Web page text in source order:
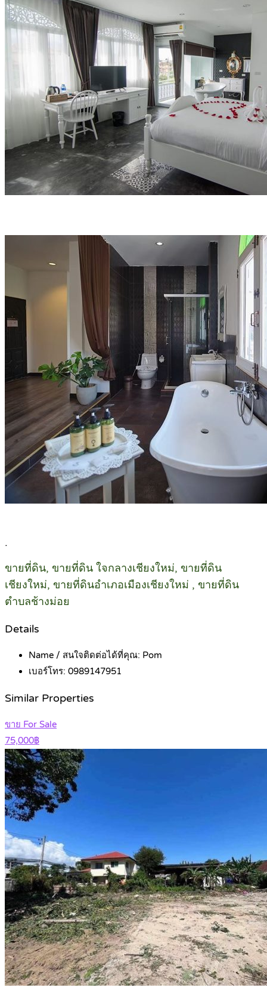
.
ขายที่ดิน, ขายที่ดิน ใจกลางเชียงใหม่, ขายที่ดิน
เชียงใหม่, ขายที่ดินอำเภอเมืองเชียงใหม่ , ขายที่ดิน
ตำบลช้างม่อย
Details
Name / สนใจติดต่อได้ที่คุณ: Pom
เบอร์โทร: 0989147951
Similar Properties
ขาย For Sale
75,000฿